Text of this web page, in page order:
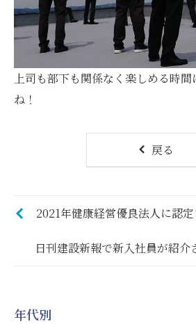
上司も部下も関係なく楽しめる時
ね！
戻る
2021年健康経営優良法人に認定
日刊建設新報で新入社員が紹介
年代別